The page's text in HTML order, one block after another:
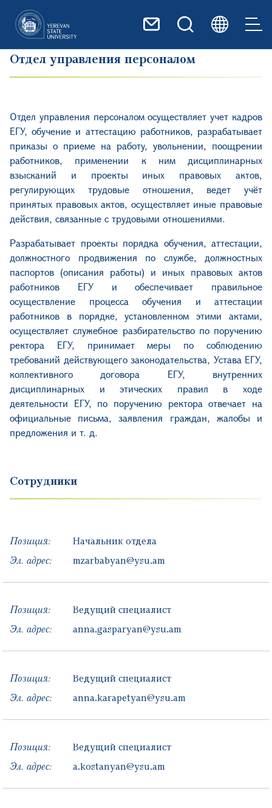
Отдел управления персоналом
Отдел управления персоналом осуществляет учет кадров
ЕГУ, обучение и аттестацию работников, разрабатывает
приказы о приеме на работу, увольнении, поощрении
работников, применении к ним дисциплинарных
взысканий и проекты иных правовых актов,
регулирующих трудовые отношения, ведет учёт
принятых правовых актов, осуществляет иные правовые
действия, связанные с трудовыми отношениями.
Разрабатывает проекты порядка обучения, аттестации,
должностного продвижения по службе, должностных
паспортов (описания работы) и иных правовых актов
работников ЕГУ и обеспечивает правильное
осуществление процесса обучения и аттестации
работников в порядке, установленном этими актами,
осуществляет служебное разбирательство по поручению
ректора ЕГУ, принимает меры по соблюдению
требований действующего законодательства, Устава ЕГУ,
коллективного договора ЕГУ, внутренних
дисциплинарных и этических правил в ходе
деятельности ЕГУ, по поручению ректора отвечает на
официальные письма, заявления граждан, жалобы и
предложения и т. д.
Сотрудники
Позиция:
Начальник отдела
Эл. адрес:
mzarbabyan@ysu.am
Позиция:
Ведущий специалист
Эл. адрес:
anna.gasparyan@ysu.am
Позиция:
Ведущий специалист
Эл. адрес:
anna.karapetyan@ysu.am
Позиция:
Ведущий специалист
Эл. адрес:
a.kostanyan@ysu.am